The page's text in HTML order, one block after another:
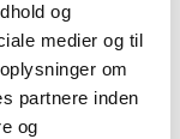
og
medier og til
om
partnere inden
og
risk and increase